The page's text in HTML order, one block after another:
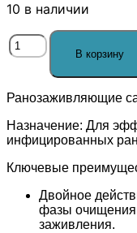
составляла
5
150
10 в наличии
Количество
товара
Набор
салфеток
углеродных
сорбирующих
регенерирующих
ранозаживляющих
стерильных
"Артис":
В корзину
Ранозаживляющие
Назначение: Для
инфицированных
Ключевые
Двойное
фазы
заживления.